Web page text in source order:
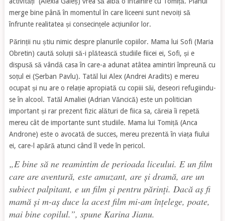
merge bine până în momentul în care liceeni sunt nevoiți să
înfrunte realitatea și consecințele acțiunilor lor.
Părinții nu știu nimic despre planurile copiilor. Mama lui Sofi (Maria
Obretin) caută soluții să-i plătească studiile fiicei ei, Sofi, și e
dispusă să vândă casa în care-a adunat atâtea amintiri împreună cu
soțul ei (Șerban Pavlu). Tatăl lui Alex (Andrei Aradits) e mereu
ocupat și nu are o relație apropiată cu copiii săi, deseori refugiindu-
se în alcool. Tatăl Amaliei (Adrian Văncică) este un politician
important și rar prezent fizic alături de fiica sa, căreia îi repetă
mereu cât de importante sunt studiile. Mama lui Tomiță (Anca
Androne) este o avocată de succes, mereu prezentă în viața fiului
ei, care-l apără atunci când îl vede în pericol.
„E bine să ne reamintim de perioada liceului. E un film
care are aventură, este amuzant, are și dramă, are un
subiect palpitant, e un film și pentru părinți. Dacă aș fi
mamă și m-aș duce la acest film mi-am înțelege, poate,
mai bine copilul.”, spune Karina Jianu.